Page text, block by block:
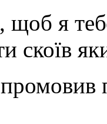
щоб я
скоїв